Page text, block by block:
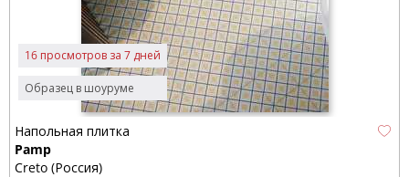
Образец в шоуруме
16 просмотров за 7 дней
Напольная плитка
Pamp
Creto (Россия)